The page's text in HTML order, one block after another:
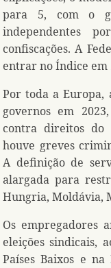
para 5, com o
independentes
confiscações. A
entrar no Índice em
Por toda a Europa,
governos em
contra direitos do
houve greves
A definição de
alargada para
Hungria, Moldávia,
Os empregadores
eleições sindicais,
Países Baixos e